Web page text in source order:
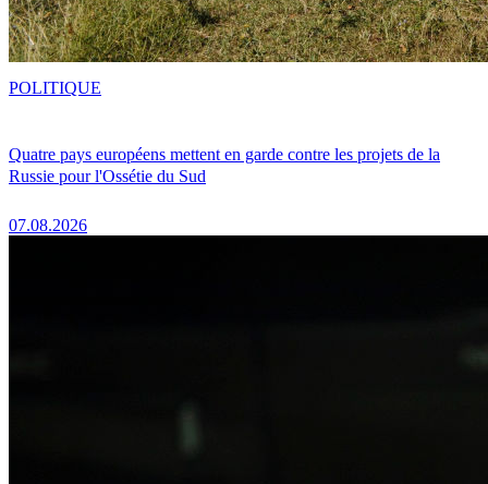
Quatre pays européens mettent en garde contre les projets de la
Russie pour l'Ossétie du Sud
07.08.2026
POLITIQUE